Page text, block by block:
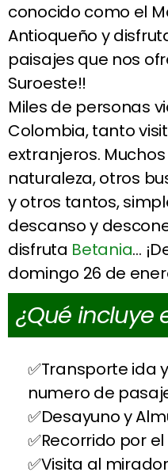
conocido como el
Antioqueño y
paisajes que nos
Suroeste!!
Miles de personas
Colombia, tanto
extranjeros.
naturaleza, otros
y otros tantos,
descanso y
disfruta Betania…
domingo 26 de
¿Qué incluye
Transporte ida
numero de
Desayuno y
Recorrido por
Visita al